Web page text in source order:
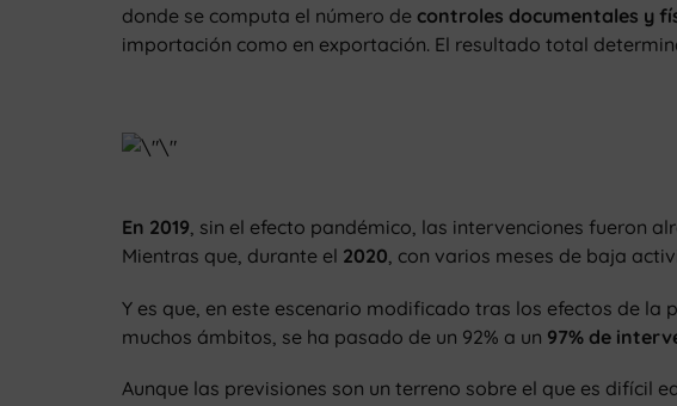
donde se computa el número de controles documentales y
importación como en exportación. El resultado total
En 2019, sin el efecto pandémico, las intervenciones fueron
Mientras que, durante el 2020, con varios meses de baja
Y es que, en este escenario modificado tras los efectos de la
muchos ámbitos, se ha pasado de un 92% a un 97% de
Aunque las previsiones son un terreno sobre el que es difícil